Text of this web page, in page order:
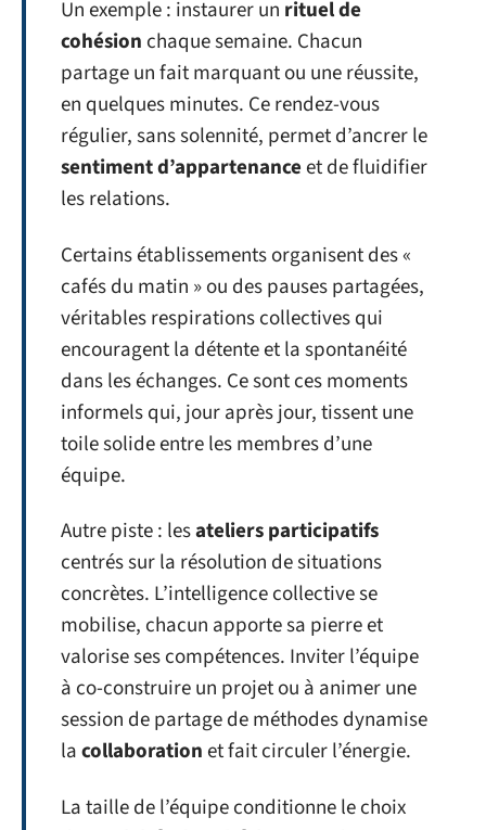
Un exemple : instaurer un rituel de
cohésion chaque semaine. Chacun
partage un fait marquant ou une réussite,
en quelques minutes. Ce rendez-vous
régulier, sans solennité, permet d’ancrer le
sentiment d’appartenanceet de fluidifier
les relations.
Certains établissements organisent des «
cafés du matin » ou des pauses partagées,
véritables respirations collectives qui
encouragent la détente et la spontanéité
dans les échanges. Ce sont ces moments
informels qui, jour après jour, tissent une
toile solide entre les membres d’une
équipe.
Autre piste : lesateliers participatifs
centrés sur la résolution de situations
concrètes. L’intelligence collective se
mobilise, chacun apporte sa pierre et
valorise ses compétences. Inviter l’équipe
à co-construire un projet ou à animer une
session de partage de méthodes dynamise
lacollaborationet fait circuler l’énergie.
La taille de l’équipe conditionne le choix